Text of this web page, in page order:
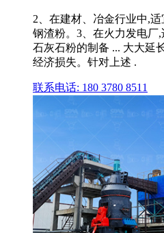
2、在建材、冶金行业中,
钢渣粉。3、在火力发电厂
石灰石粉的制备 ... 大大延
经济损失。针对上述 .
联系电话: 180 3780 8511